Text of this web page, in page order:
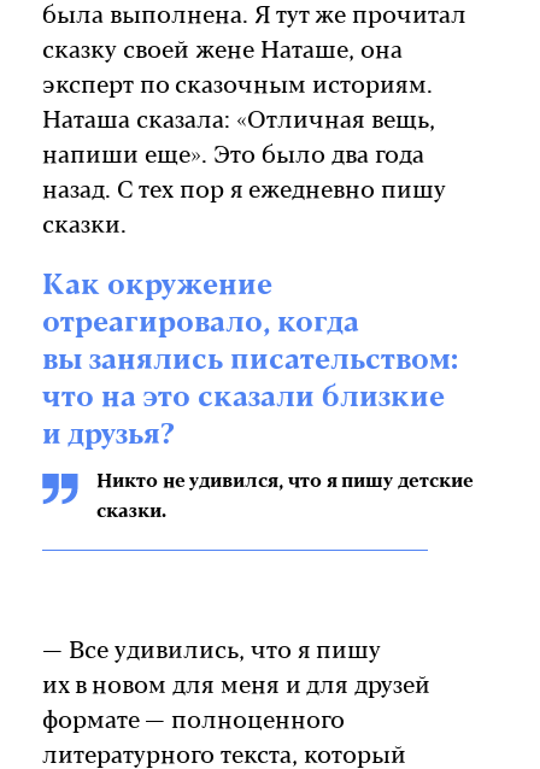
была выполнена. Я тут же прочитал
сказку своей жене Наташе, она
эксперт по сказочным историям.
Наташа сказала: «Отличная вещь,
напиши еще». Это было два года
назад. С тех пор я ежедневно пишу
сказки.
Как окружение
отреагировало, когда
вы занялись писательством:
что на это сказали близкие
и друзья?
Никто не удивился, что я пишу детские
сказки.
— Все удивились, что я пишу
их в новом для меня и для друзей
формате — полноценного
литературного текста, который